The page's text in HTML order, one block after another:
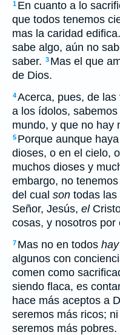
1 En cuanto a lo
que todos tenemos
mas la caridad edifica.
sabe algo, aún no
saber. 3 Mas el que
de Dios.
4Acerca, pues, de
a los ídolos,
mundo, y que no hay
5 Porque aunque
dioses, o en el cielo,
muchos dioses y
embargo, no
del cual son todas las
Señor, Jesús, el
cosas, y nosotros por
7 Mas no en todos hay
algunos con
comen como
siendo flaca, es
hace más aceptos a
seremos más ricos;
seremos más pobres.